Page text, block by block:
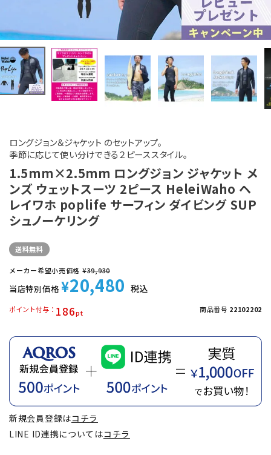
ロングジョン＆ジャケット のセットアップ。
季節に応じて使い分けできる２ピーススタイル。
1.5mm×2.5mm ロングジョン ジャケット メ
ンズ ウェットスーツ 2ピース HeleiWaho ヘ
レイワホ poplife サーフィン ダイビング SUP
シュノーケリング
送料無料
メーカー希望小売価格 ¥39,930
当店特別価格 ¥20,480 税込
186
ポイント付与 商品番号 22102202
新規会員登録はコチラ
LINE ID連携についてはコチラ